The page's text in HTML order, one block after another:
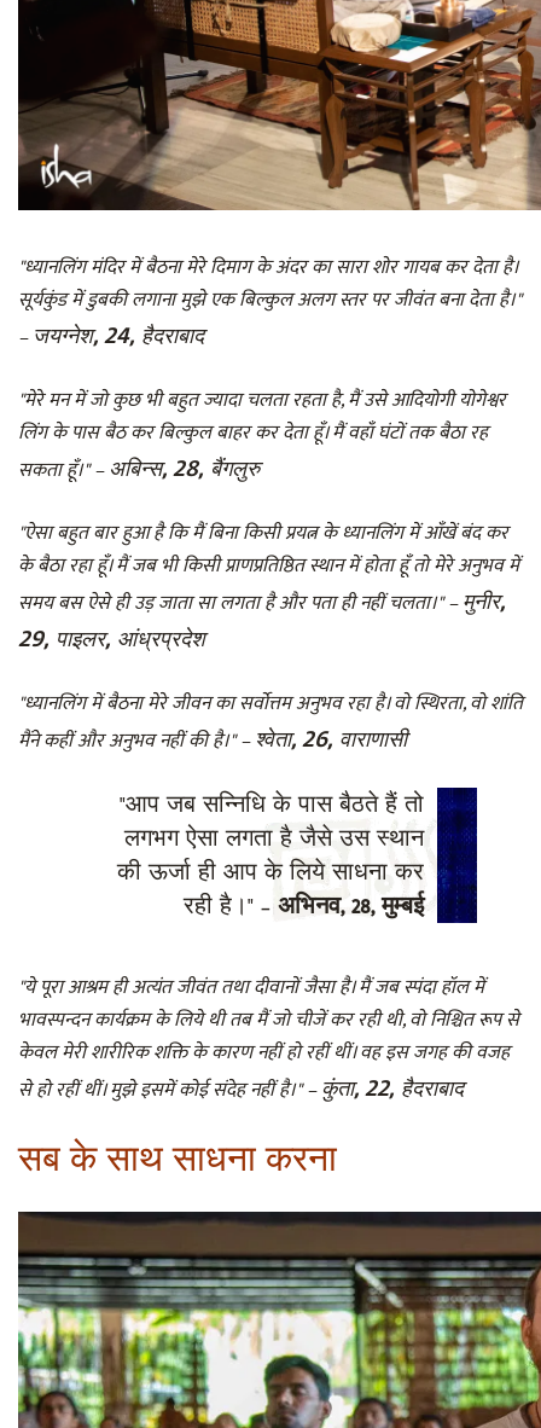
"ध्यानलिंग मंदिर में बैठना मेरे दिमाग के अंदर का सारा शोर गायब कर देता है।
सूर्यकुंड में डुबकी लगाना मुझे एक बिल्कुल अलग स्तर पर जीवंत बना देता है।"
– जयग्नेश, 24, हैदराबाद
"मेरे मन में जो कुछ भी बहुत ज्यादा चलता रहता है, मैं उसे आदियोगी योगेश्वर
लिंग के पास बैठ कर बिल्कुल बाहर कर देता हूँ। मैं वहाँ घंटों तक बैठा रह
सकता हूँ।" – अबिन्स, 28, बैंगलुरु
"ऐसा बहुत बार हुआ है कि मैं बिना किसी प्रयत्न के ध्यानलिंग में आँखें बंद कर
के बैठा रहा हूँ। मैं जब भी किसी प्राणप्रतिष्ठित स्थान में होता हूँ तो मेरे अनुभव में
समय बस ऐसे ही उड़ जाता सा लगता है और पता ही नहीं चलता।" –मुनीर,
29, पाइलर, आंध्रप्रदेश
"ध्यानलिंग में बैठना मेरे जीवन का सर्वोत्तम अनुभव रहा है। वो स्थिरता, वो शांति
मैंने कहीं और अनुभव नहीं की है।" – श्वेता, 26, वाराणासी
"आप जब सन्निधि के पास बैठते हैं तो
लगभग ऐसा लगता है जैसे उस स्थान
की ऊर्जा ही आप के लिये साधना कर
रही है।" –अभिनव, 28, मुम्बई
"ये पूरा आश्रम ही अत्यंत जीवंत तथा दीवानों जैसा है। मैं जब स्पंदा हॉल में
भावस्पन्दन कार्यक्रम के लिये थी तब मैं जो चीजें कर रही थी, वो निश्चित रूप से
केवल मेरी शारीरिक शक्ति के कारण नहीं हो रहीं थीं। वह इस जगह की वजह
से हो रहीं थीं। मुझे इसमें कोई संदेह नहीं है।" – कुंता, 22, हैदराबाद
सब के साथ साधना करना